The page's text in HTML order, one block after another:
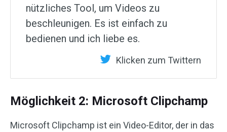
nützliches Tool, um Videos zu
beschleunigen. Es ist einfach zu
bedienen und ich liebe es.
Klicken zum Twittern
Möglichkeit 2: Microsoft Clipchamp
Microsoft Clipchamp ist ein Video-Editor, der in das